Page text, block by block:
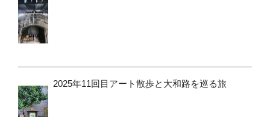
2025年11回目アート散歩と大和路を巡る旅